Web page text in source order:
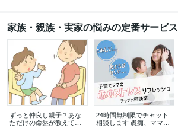
家族・親族・実家の悩みの定番サービス
ずっと仲良し親子？あな
ただけの命盤が教えてく
24時間無制限でチャット
相談します 愚痴、ママ